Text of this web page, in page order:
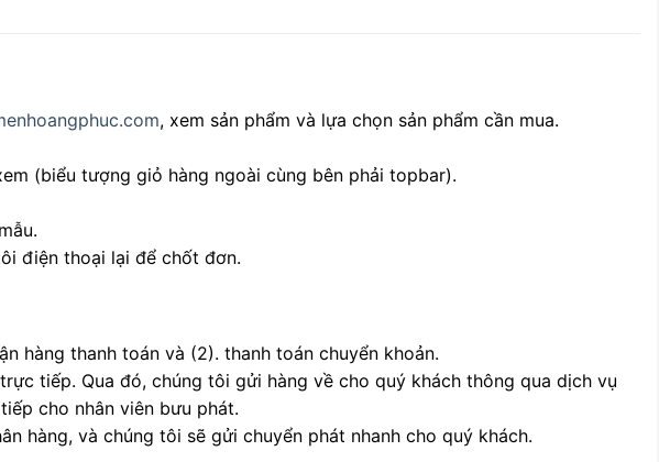
, xem sản phẩm và lựa chọn sản phẩm cần mua.
(biểu tượng giỏ hàng ngoài cùng bên phải topbar).
điện thoại lại để chốt đơn.
hàng thanh toán và (2). thanh toán chuyển khoản.
tiếp. Qua đó, chúng tôi gửi hàng về cho quý khách thông qua dịch vụ
cho nhân viên bưu phát.
hàng, và chúng tôi sẽ gửi chuyển phát nhanh cho quý khách.